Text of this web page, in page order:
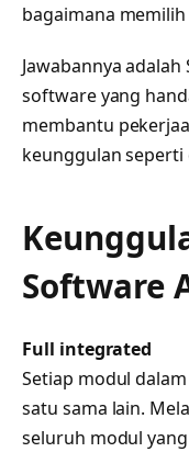
bagaimana
Jawabannya
software yang
membantu
keunggulan seperti
Software
Full integrated
Setiap modul
satu sama lain.
seluruh modul